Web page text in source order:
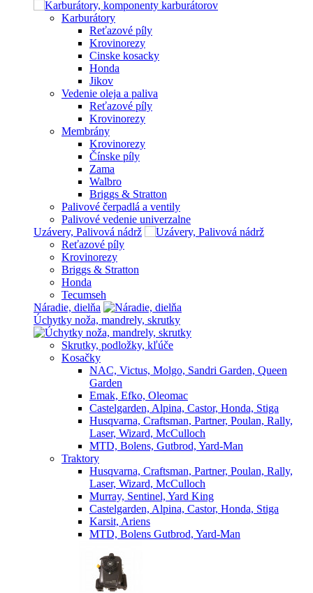
Karburátory
Reťazové píly
Krovinorezy
Cinske kosacky
Honda
Jikov
Vedenie oleja a paliva
Reťazové píly
Krovinorezy
Membrány
Krovinorezy
Čínske píly
Zama
Walbro
Briggs & Stratton
Palivové čerpadlá a ventily
Palivové vedenie univerzalne
Uzávery, Palivová nádrž
Reťazové píly
Krovinorezy
Briggs & Stratton
Honda
Tecumseh
Náradie, dielňa
Úchytky noža, mandrely, skrutky
Skrutky, podložky, kľúče
Kosačky
NAC, Victus, Molgo, Sandri Garden, Queen
Garden
Emak, Efko, Oleomac
Castelgarden, Alpina, Castor, Honda, Stiga
Husqvarna, Craftsman, Partner, Poulan, Rally,
Laser, Wizard, McCulloch
MTD, Bolens, Gutbrod, Yard-Man
Traktory
Husqvarna, Craftsman, Partner, Poulan, Rally,
Laser, Wizard, McCulloch
Murray, Sentinel, Yard King
Castelgarden, Alpina, Castor, Honda, Stiga
Karsit, Ariens
MTD, Bolens Gutbrod, Yard-Man